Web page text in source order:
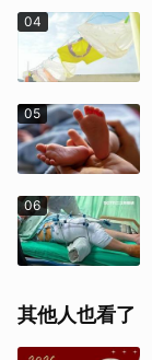
04
05
06
其他人也看了